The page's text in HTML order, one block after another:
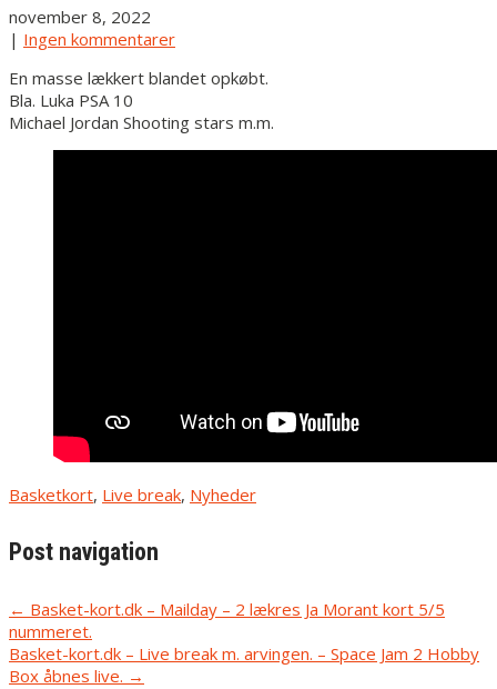
november 8, 2022
| Ingen kommentarer
En masse lækkert blandet opkøbt.
Bla. Luka PSA 10
Michael Jordan Shooting stars m.m.
Basketkort, Live break, Nyheder
Post navigation
← Basket-kort.dk – Mailday – 2 lækres Ja Morant kort 5/5
nummeret.
Basket-kort.dk – Live break m. arvingen. – Space Jam 2 Hobby
Box åbnes live. →